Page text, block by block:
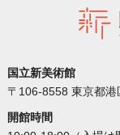
国立新美術館
〒106-8558 東京都
開館時間